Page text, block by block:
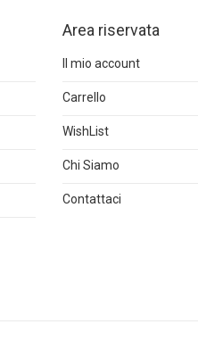
Area riservata
Il mio account
Carrello
WishList
Chi Siamo
Contattaci